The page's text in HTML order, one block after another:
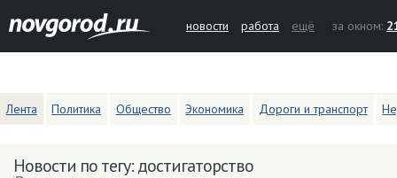
новости работа ещё за окном:
Лента Политика Общество Экономика Дороги и транспорт
Новости по тегу: достигаторство